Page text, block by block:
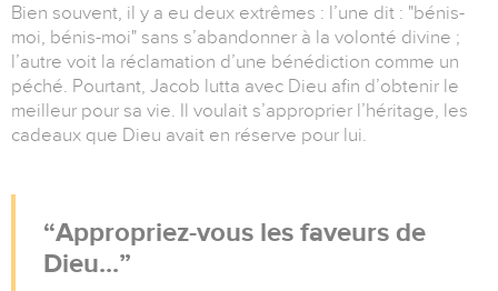
Bien souvent, il y a eu deux extrêmes : l’une dit : "bénis-
moi, bénis-moi" sans s’abandonner à la volonté divine ;
l’autre voit la réclamation d’une bénédiction comme un
péché. Pourtant, Jacob lutta avec Dieu afin d’obtenir le
meilleur pour sa vie. Il voulait s’approprier l’héritage, les
cadeaux que Dieu avait en réserve pour lui.
Appropriez-vous les faveurs de
Dieu...